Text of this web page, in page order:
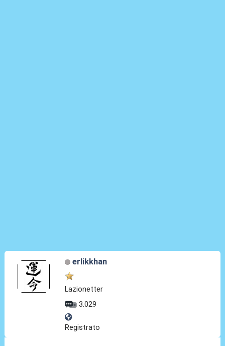
erlikkhan
Lazionetter
3.029
Registrato